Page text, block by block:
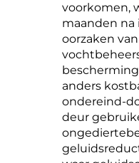
voorkomen,
maanden na
oorzaken
anders
ondereind-
deur